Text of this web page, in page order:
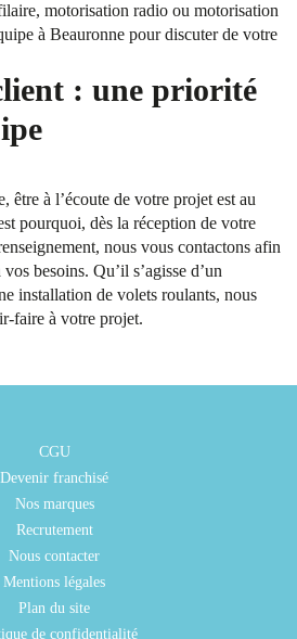
motorisation radio ou motorisation
à Beauronne pour discuter de votre
: une priorité
être à l’écoute de votre projet est au
pourquoi, dès la réception de votre
nous vous contactons afin
besoins. Qu’il s’agisse d’un
installation de volets roulants, nous
faire à votre projet.
CGU
Devenir franchisé
Nos marques
Recrutement
Nous contacter
Mentions légales
Plan du site
de confidentialité